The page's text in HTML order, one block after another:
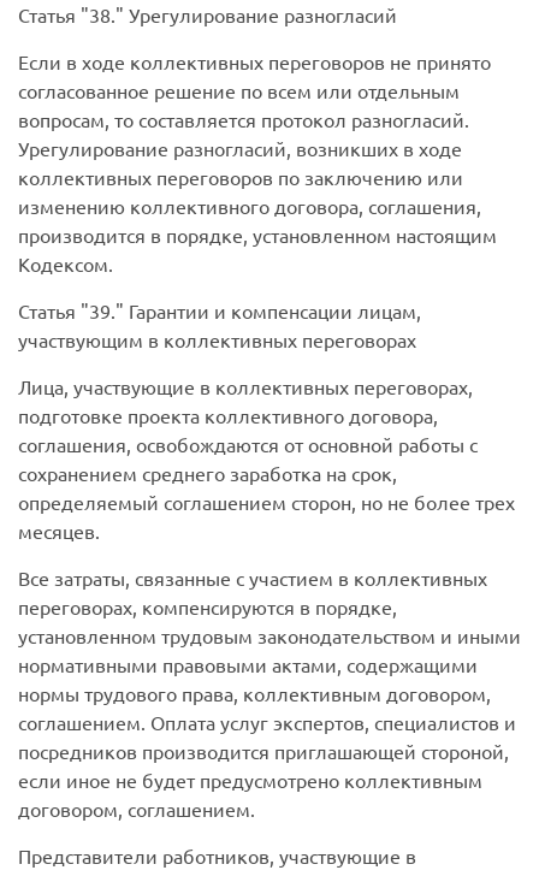
Статья
38. Урегулирование разногласий
Если в ходе коллективных переговоров не принято
согласованное решение по всем или отдельным
вопросам, то составляется протокол разногласий.
Урегулирование разногласий, возникших в ходе
коллективных переговоров по заключению или
изменению коллективного договора, соглашения,
производится в порядке, установленном настоящим
Кодексом.
Статья
39.
Гарантии и компенсации лицам,
участвующим в коллективных переговорах
Лица, участвующие в коллективных переговорах,
подготовке проекта коллективного договора,
соглашения, освобождаются от основной работы с
сохранением среднего заработка на срок,
определяемый соглашением сторон, но не более трех
месяцев.
Все затраты, связанные с участием в коллективных
переговорах, компенсируются в порядке,
установленном трудовым законодательством и иными
нормативными правовыми актами, содержащими
нормы трудового права, коллективным договором,
соглашением. Оплата услуг экспертов, специалистов и
посредников производится приглашающей стороной,
если иное не будет предусмотрено коллективным
договором, соглашением.
Представители работников, участвующие в